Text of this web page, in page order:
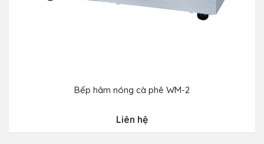
Bếp hâm nóng cà phê WM-2
Liên hệ